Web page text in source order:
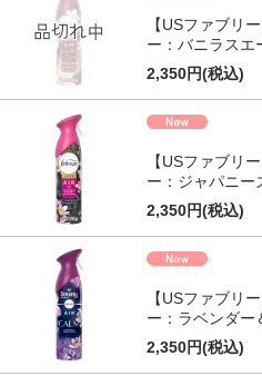
【USファブリ
ー：バニラスエ
2,350円(税込)
【USファブリ
ー：ジャパニー
2,350円(税込)
【USファブリ
ー：ラベンダー
2,350円(税込)